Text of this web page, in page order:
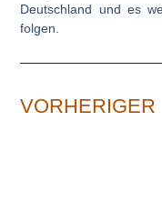
Deutschland und es
folgen.
VORHERIGER